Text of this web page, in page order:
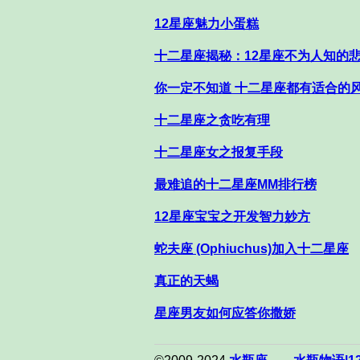
12星座魅力小蛋糕
十二星座揭秘：12星座不为人知的
你一定不知道 十二星座都有适合的
十二星座之贪吃有理
十二星座女之报复手段
最难追的十二星座MM排行榜
12星座宝宝之开发智力妙方
蛇夫座 (Ophiuchus)加入十二星座
真正的天蝎
星座男友如何应答你撒娇